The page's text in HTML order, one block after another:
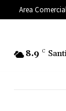
Area
8.9 C